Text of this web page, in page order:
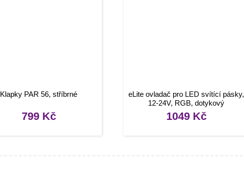
Klapky PAR 56, stříbrné
799 Kč
eLite ovladač pro LED svítící pásky,
12-24V, RGB, dotykový
1049 Kč